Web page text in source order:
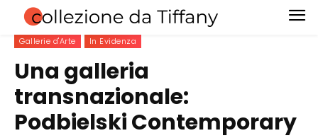
Gallerie d'Arte In Evidenza
Una galleria
transnazionale:
Podbielski Contemporary